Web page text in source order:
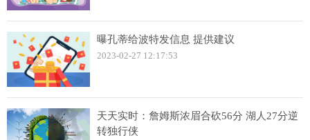
曝孔蒂给波特发信息 提供建议
2023-02-27 12:17:53
天天实时：詹姆斯浓眉合砍56分 湖人27分逆
转独行侠